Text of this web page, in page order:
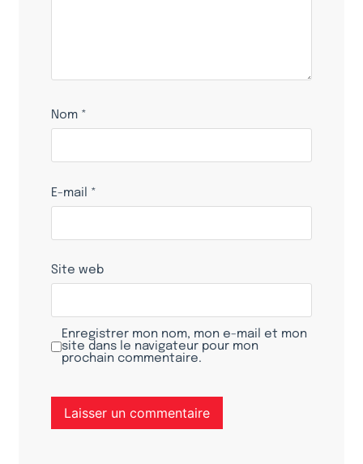
Nom *
E-mail *
Site web
Enregistrer mon nom, mon e-mail et mon
site dans le navigateur pour mon
prochain commentaire.